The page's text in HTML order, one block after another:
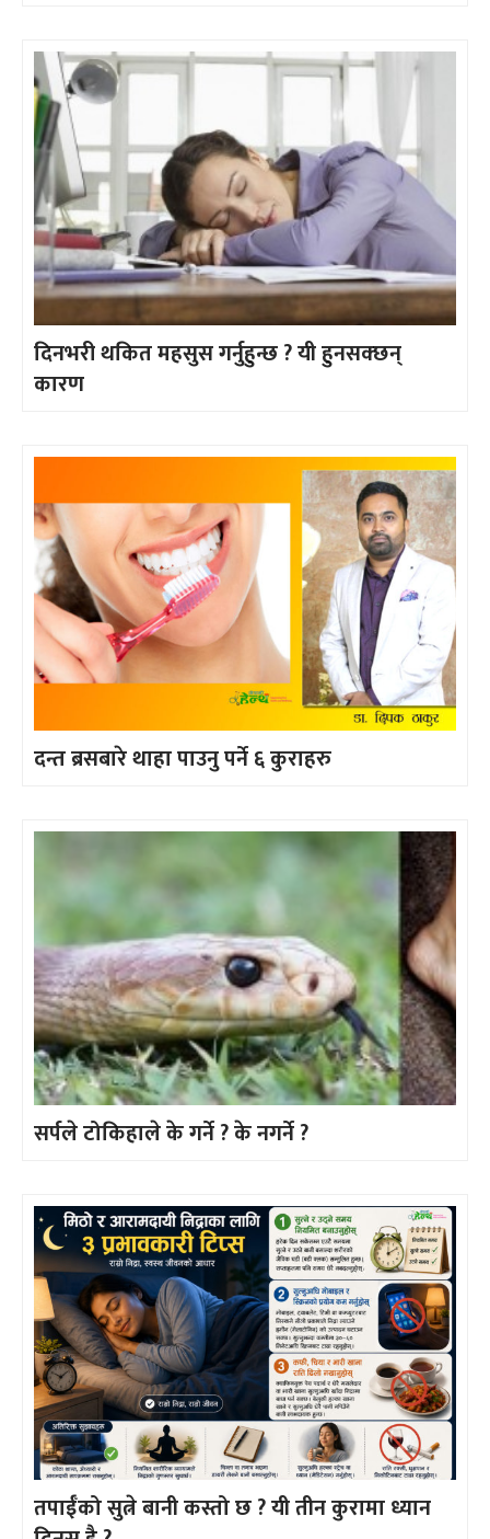
दिनभरी थकित महसुस गर्नुहुन्छ ? यी हुनसक्छन्
कारण
दन्त ब्रसबारे थाहा पाउनु पर्ने ६ कुराहरु
सर्पले टोकिहाले के गर्ने ? के नगर्ने ?
तपाईँको सुत्ने बानी कस्तो छ ? यी तीन कुरामा ध्यान